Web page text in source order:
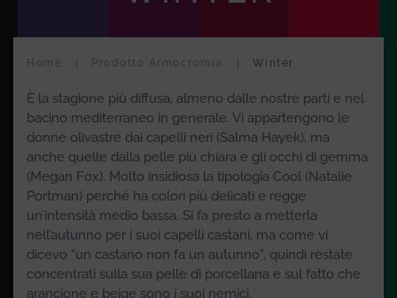
Home Prodotto Armocromia Winter
È la stagione più diffusa, almeno dalle nostre parti e nel
bacino mediterraneo in generale. Vi appartengono le
donne olivastre dai capelli neri (Salma Hayek), ma
anche quelle dalla pelle più chiara e gli occhi di gemma
(Megan Fox). Molto insidiosa la tipologia Cool (Natalie
Portman) perché ha colori più delicati e regge
un’intensità medio bassa. Si fa presto a metterla
nell’autunno per i suoi capelli castani, ma come vi
dicevo “un castano non fa un autunno”, quindi restate
concentrati sulla sua pelle di porcellana e sul fatto che
arancione e beige sono i suoi nemici.